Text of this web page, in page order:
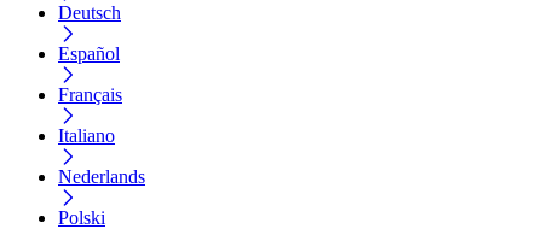
Deutsch
Español
Français
Italiano
Nederlands
Polski